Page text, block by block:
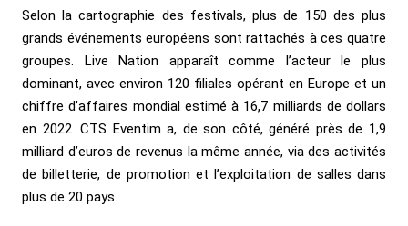
Selon la cartographie des festivals, plus de 150 des plus
grands événements européens sont rattachés à ces quatre
groupes. Live Nation apparaît comme l’acteur le plus
dominant, avec environ 120 filiales opérant en Europe et un
chiffre d’affaires mondial estimé à 16,7 milliards de dollars
en 2022. CTS Eventim a, de son côté, généré près de 1,9
milliard d’euros de revenus la même année, via des activités
de billetterie, de promotion et l’exploitation de salles dans
plus de 20 pays.